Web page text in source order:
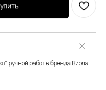
ручной работы бренда Виола